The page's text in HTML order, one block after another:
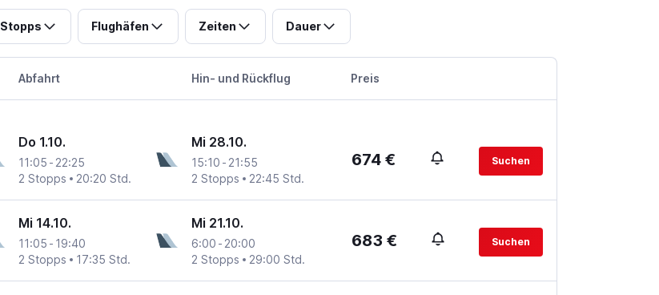
Stopps Flughäfen Zeiten Dauer
Abfahrt Hin- und Rückflug Preis
Do 1.10.
11:05 - 22:25
2 Stopps
20:20 Std.
Mi 28.10.
15:10 - 21:55
2 Stopps
22:45 Std.
674 € Suchen
Mi 14.10.
11:05 - 19:40
2 Stopps
17:35 Std.
Mi 21.10.
6:00 - 20:00
2 Stopps
29:00 Std.
683 € Suchen